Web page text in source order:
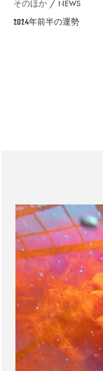
そのほか NEWS
2024年前半の運勢